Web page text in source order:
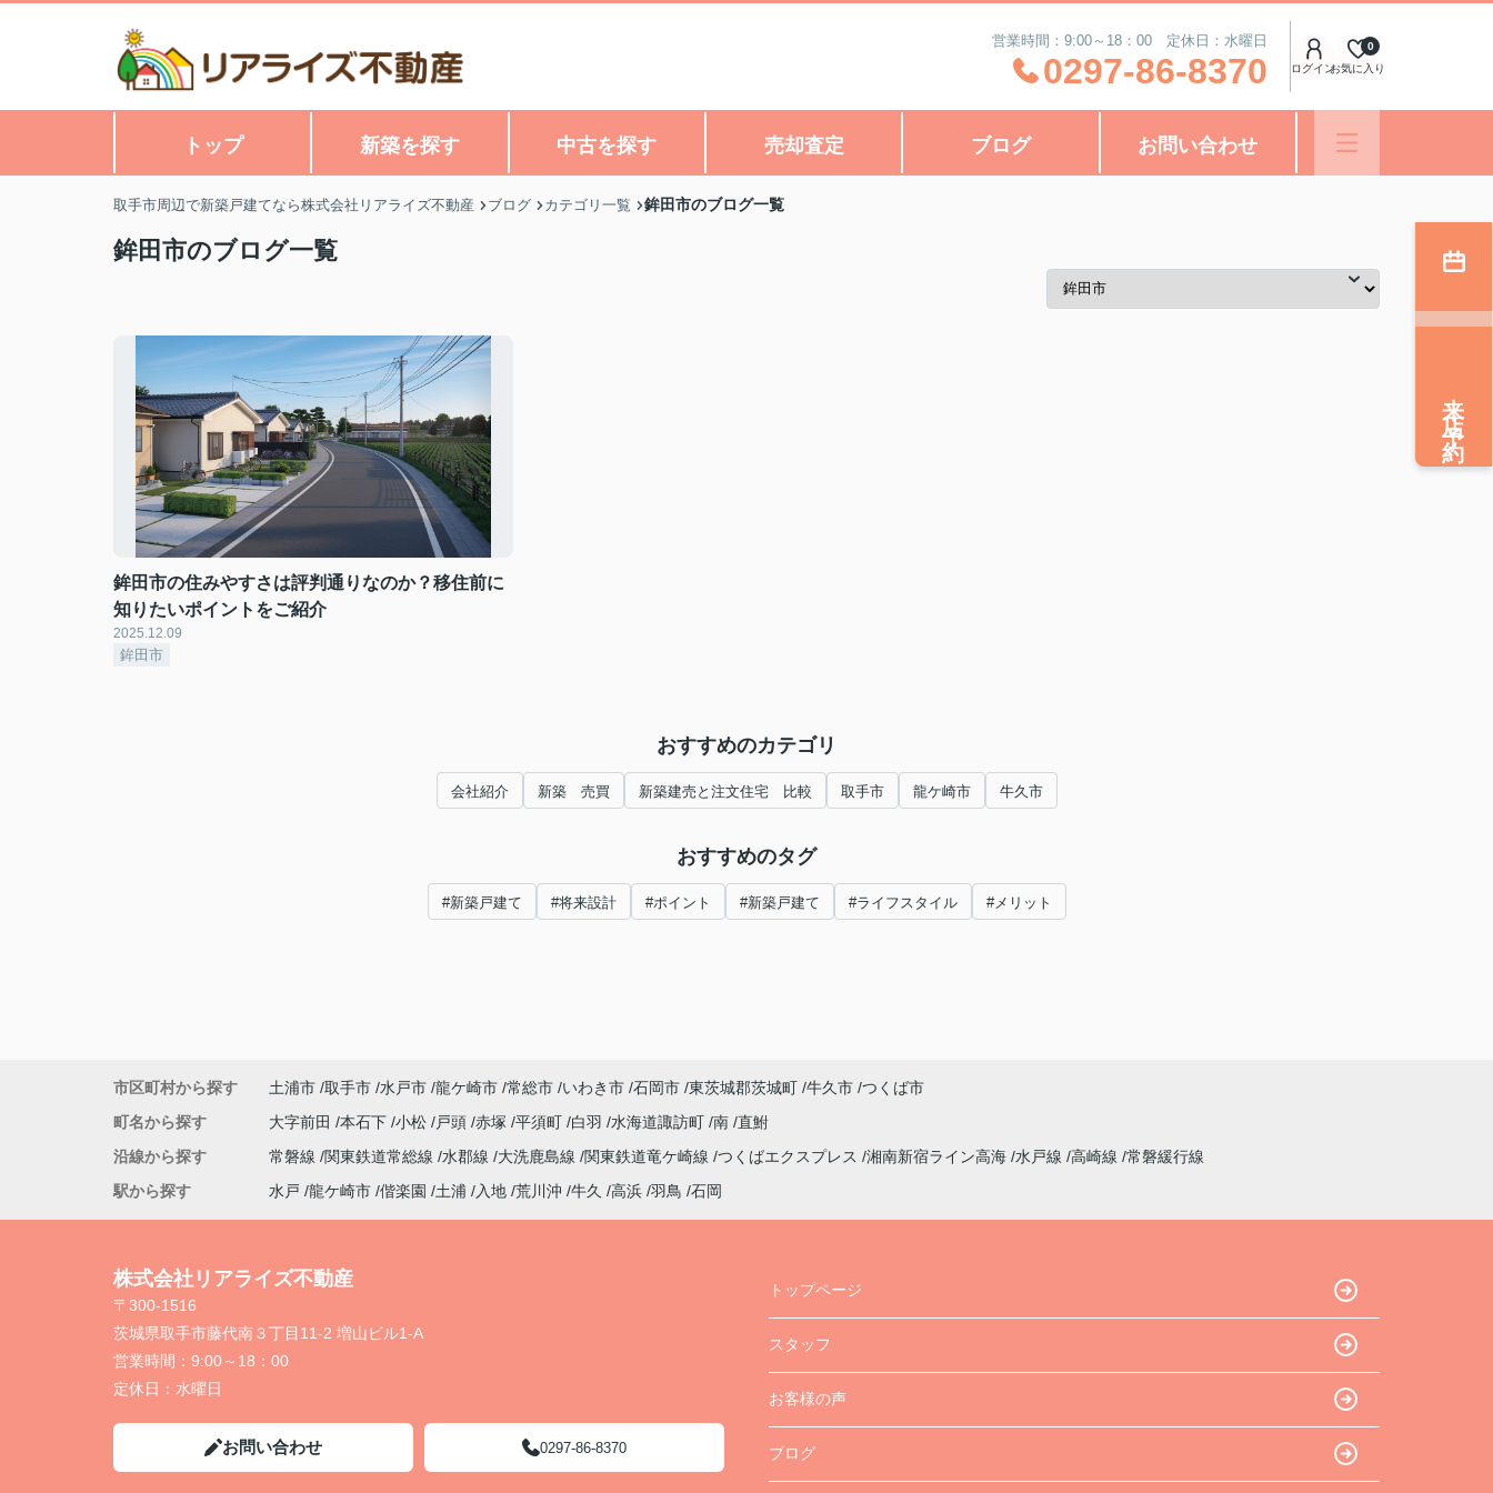
営業時間：9:00～18：00 定休日：水曜日
0297-86-8370 ログインお気に入り
0
トップ 新築を探す 中古を探す 売却査定 ブログ お問い合わせ
取手市周辺で新築戸建てなら株式会社リアライズ不動産 ブログ カテゴリ一覧 鉾田市のブログ一覧
鉾田市のブログ一覧
鉾田市の住みやすさは評判通りなのか？移住前に
知りたいポイントをご紹介
2025.12.09
鉾田市
おすすめのカテゴリ
会社紹介 新築 売買 新築建売と注文住宅 比較 取手市 龍ケ崎市 牛久市
おすすめのタグ
#新築戸建て #将来設計 #ポイント #新築戸建て #ライフスタイル #メリット
来店予約
市区町村から探す 土浦市 取手市 水戸市 龍ケ崎市 常総市 いわき市 石岡市 東茨城郡茨城町 牛久市 つくば市
町名から探す
大字前田 本石下 小松 戸頭 赤塚 平須町 白羽 水海道諏訪町 南 直鮒
沿線から探す
常磐線 関東鉄道常総線 水郡線 大洗鹿島線 関東鉄道竜ケ崎線 つくばエクスプレス 湘南新宿ライン高海 水戸線 高崎線 常磐緩行線
駅から探す
水戸 龍ケ崎市 偕楽園 土浦 入地 荒川沖 牛久 高浜 羽鳥 石岡
株式会社リアライズ不動産
〒300-1516
茨城県取手市藤代南３丁目11-2 増山ビル1-A
営業時間： 9:00～18：00
定休日： 水曜日
お問い合わせ 0297-86-8370
トップページ
スタッフ
お客様の声
ブログ